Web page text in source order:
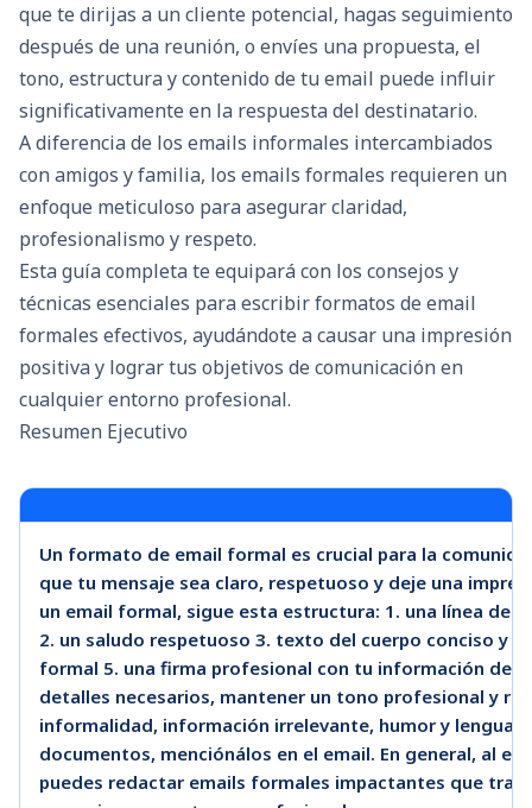
que te dirijas a un cliente potencial, hagas seguimiento
después de una reunión, o envíes una propuesta, el
tono, estructura y contenido de tu email puede influir
significativamente en la respuesta del destinatario.
A diferencia de los emails informales intercambiados
con amigos y familia, los emails formales requieren un
enfoque meticuloso para asegurar claridad,
profesionalismo y respeto.
Esta guía completa te equipará con los consejos y
técnicas esenciales para escribir formatos de email
formales efectivos, ayudándote a causar una impresión
positiva y lograr tus objetivos de comunicación en
cualquier entorno profesional.
Resumen Ejecutivo
Un formato de email formal es crucial para la
que tu mensaje sea claro, respetuoso y deje una
un email formal, sigue esta estructura: 1. una línea de
2. un saludo respetuoso 3. texto del cuerpo conciso y
formal 5. una firma profesional con tu información de
detalles necesarios, mantener un tono profesional y
informalidad, información irrelevante, humor y
documentos, menciónálos en el email. En general, al
puedes redactar emails formales impactantes que